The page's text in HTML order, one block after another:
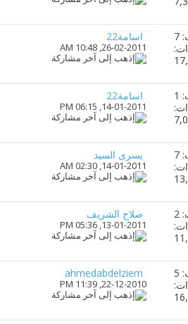
اسامة22
26-02-2011,
10:48 AM
اسامة22
14-01-2011,
06:15 PM
يسرى السيد
14-01-2011,
02:30 AM
صلاح الشريف
13-01-2011,
05:36 PM
ahmedabdelziem
22-12-2010,
11:39 PM